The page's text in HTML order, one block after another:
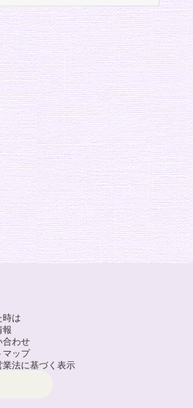
時は
報
合わせ
マップ
業法に基づく表示